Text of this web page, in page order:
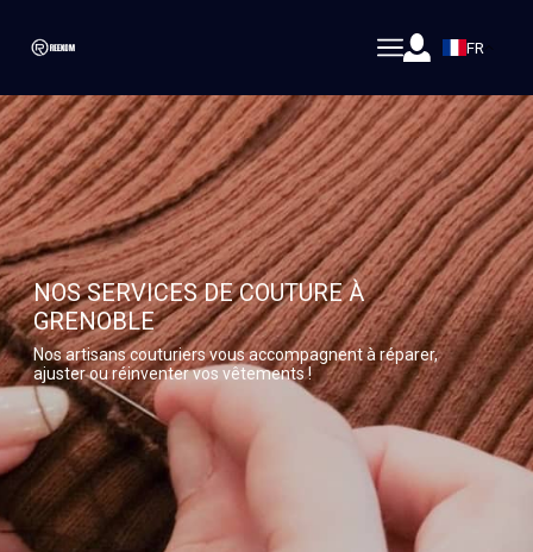
FR
NOS SERVICES DE COUTURE À
GRENOBLE
Nos artisans couturiers vous accompagnent à réparer,
ajuster ou réinventer vos vêtements !